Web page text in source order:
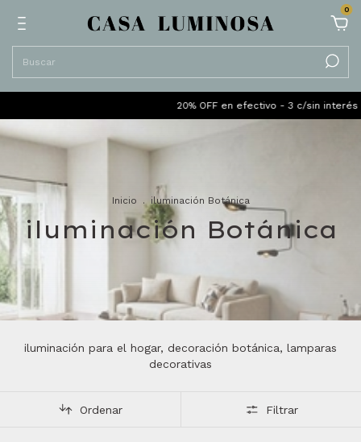
0
20% OFF en efectivo - 3 c/sin interés sin
Inicio . iluminación Botánica
iluminación Botánica
iluminación para el hogar, decoración botánica, lamparas
decorativas
Ordenar Filtrar